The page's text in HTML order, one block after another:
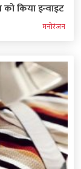
किया इन्वाइट
मनोरंजन